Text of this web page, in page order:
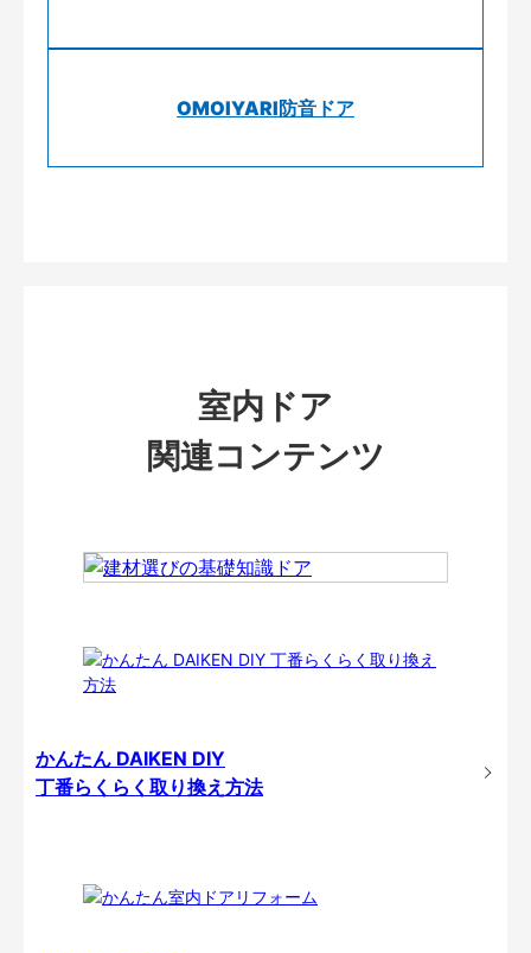
OMOIYARI防音ドア
室内ドア
関連コンテンツ
かんたん DAIKEN DIY
丁番らくらく取り換え方法